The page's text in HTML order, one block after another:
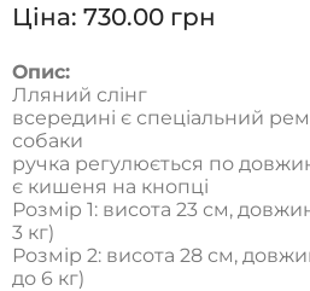
Ціна: 730.00 грн
Опис:
Лляний слінг
всередині є спеціальний
собаки
ручка регулюється по
є кишеня на кнопці
Розмір 1: висота 23 см,
3 кг)
Розмір 2: висота 28 см,
до 6 кг)